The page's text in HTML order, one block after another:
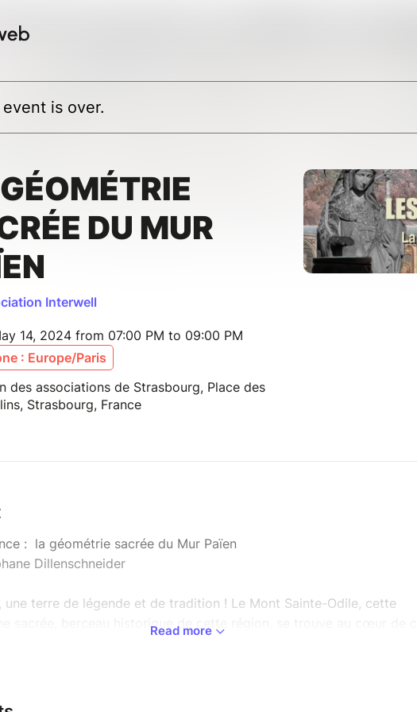
is over.
DU MUR
Interwell
14, 2024 from 07:00 PM to 09:00 PM
: Europe/Paris
des associations de Strasbourg, Place des
Strasbourg, France
: la géométrie sacrée du Mur Païen
Dillenschneider
une terre de légende et de tradition ! Le Mont Sainte-Odile, cette
sacrée, berceau historique de cette région, se trouve au cœur de ce
autrefois Altitona. Une conférence inédite, que ce soit à travers
Read more